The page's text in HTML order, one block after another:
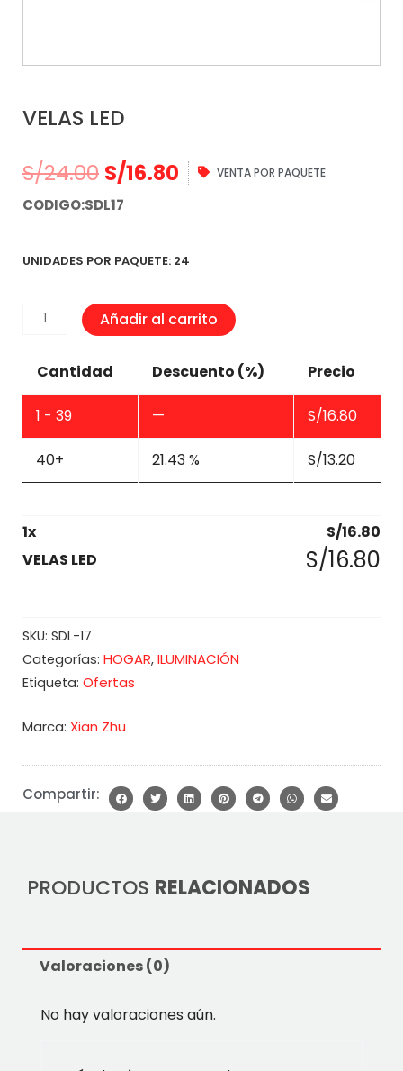
VELAS LED
S/24.00 S/16.80 VENTA POR PAQUETE
CODIGO:SDL17
UNIDADES POR PAQUETE: 24
VELAS
cantidad
Añadir al carrito
Cantidad Descuento (%) Precio
1 - 39 — S/16.80
40+ 21.43 % S/13.20
1x S/16.80
VELAS LED
S/16.80
SKU: SDL-17
Categorías: HOGAR, ILUMINACIÓN
Etiqueta: Ofertas
Marca: Xian Zhu
Compartir:
PRODUCTOS RELACIONADOS
Valoraciones (0)
No hay valoraciones aún.